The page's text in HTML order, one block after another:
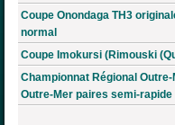
Coupe Onondaga TH3
normal
Coupe Imokursi (Rimouski
Championnat Régional Outre-
Outre-Mer paires semi-rapide